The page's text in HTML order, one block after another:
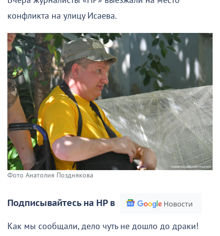
конфликта на улицу Исаева.
Фото Анатолия Позднякова
Подписывайтесь на НР в
Как мы сообщали, дело чуть не дошло до драки!